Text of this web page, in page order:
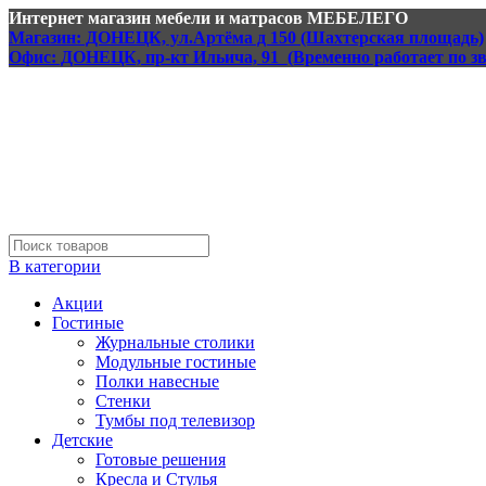
Интернет магазин мебели и матрасов МЕБЕЛЕГО
Магазин: ДОНЕЦК, ул.Артёма д 150 (Шахтерская площадь)
Офис: ДОНЕЦК, пр-кт Ильича, 91 (Временно работает по
В категории
Акции
Гостиные
Журнальные столики
Модульные гостиные
Полки навесные
Стенки
Тумбы под телевизор
Детские
Готовые решения
Кресла и Стулья